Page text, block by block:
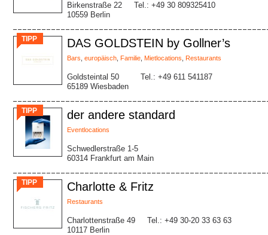
Birkenstraße 22
10559 Berlin
Tel.: +49 30 809325410
TIPP DAS GOLDSTEIN by Gollner’s
Bars europäisch Familie Mietlocations Restaurants
Goldsteintal 50
65189 Wiesbaden
Tel.: +49 611 541187
TIPP der andere standard
Eventlocations
Schwedlerstraße 1-5
60314 Frankfurt am Main
TIPP Charlotte & Fritz
Restaurants
Charlottenstraße 49
10117 Berlin
Tel.: +49 30-20 33 63 63